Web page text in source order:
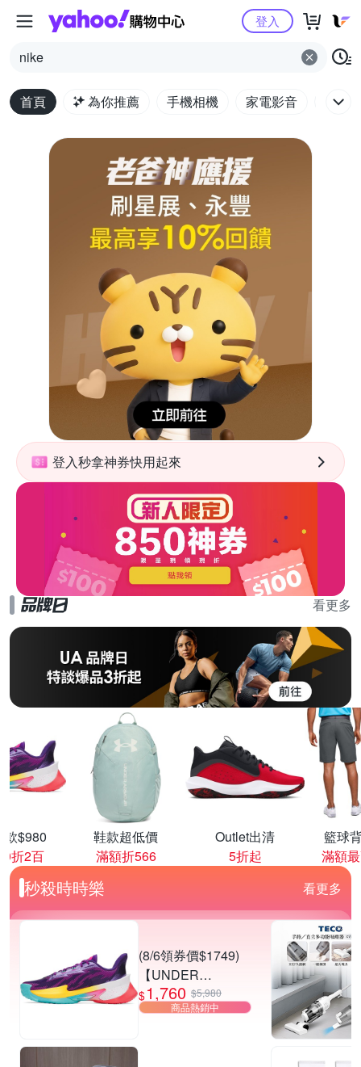
Yahoo購物中心
nike
登入
首頁 為你推薦 手機相機 家電影音 電腦
登入秒拿神券快用起來
看更多
款$980
折2百
鞋款超低價
滿額折566
Outlet出清
5折起
籃球
滿額
秒殺時時樂 看更多
(8/6領券價$1749)
【UNDER
ARMOUR】UA
CURRY SERIES 7
$1,760 $5,980
商品熱銷中